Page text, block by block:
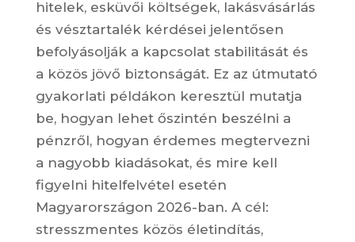
hitelek, esküvői költségek, lakásvásárlás
és vésztartalék kérdései jelentősen
befolyásolják a kapcsolat stabilitását és
a közös jövő biztonságát. Ez az útmutató
gyakorlati példákon keresztül mutatja
be, hogyan lehet őszintén beszélni a
pénzről, hogyan érdemes megtervezni
a nagyobb kiadásokat, és mire kell
figyelni hitelfelvétel esetén
Magyarországon 2026-ban. A cél:
stresszmentes közös életindítás,